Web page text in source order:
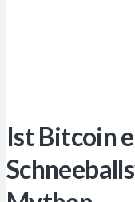
Ist Bitcoin